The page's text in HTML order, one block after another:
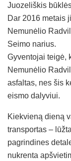
Juozeliškis
Dar 2016 metais
Nemunėlio
Seimo narius.
Gyventojai teigė,
Nemunėlio
asfaltas, nes šis
eismo dalyviui.
Kiekvieną dieną
transportas –
pagrindines
nukrenta